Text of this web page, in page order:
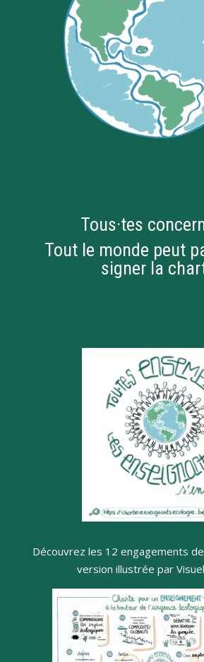
Tous·tes
Tout le monde peut
signer la
Découvrez les 12 engagements
version illustrée par